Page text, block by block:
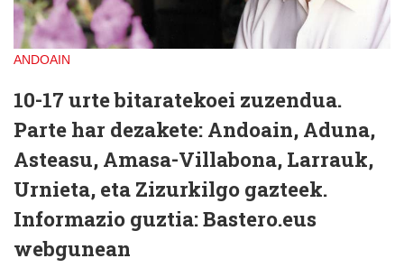
ANDOAIN
10-17 urte bitaratekoei zuzendua.
Parte har dezakete: Andoain, Aduna,
Asteasu, Amasa-Villabona, Larrauk,
Urnieta, eta Zizurkilgo gazteek.
Informazio guztia: Bastero.eus
webgunean